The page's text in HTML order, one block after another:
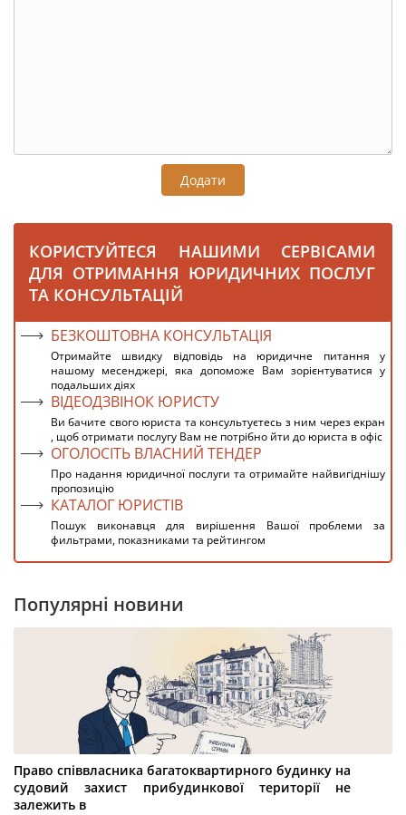
Додати
КОРИСТУЙТЕСЯ НАШИМИ СЕРВІСАМИ
ДЛЯ ОТРИМАННЯ ЮРИДИЧНИХ ПОСЛУГ
ТА КОНСУЛЬТАЦІЙ
БЕЗКОШТОВНА КОНСУЛЬТАЦІЯ
Отримайте швидку відповідь на юридичне питання у
нашому месенджері, яка допоможе Вам зорієнтуватися у
подальших діях
ВІДЕОДЗВІНОК ЮРИСТУ
Ви бачите свого юриста та консультуєтесь з ним через екран
, щоб отримати послугу Вам не потрібно йти до юриста в офіс
ОГОЛОСІТЬ ВЛАСНИЙ ТЕНДЕР
Про надання юридичної послуги та отримайте найвигіднішу
пропозицію
КАТАЛОГ ЮРИСТІВ
Пошук виконавця для вирішення Вашої проблеми за
фильтрами, показниками та рейтингом
Популярні новини
Право співвласника багатоквартирного будинку на
судовий захист прибудинкової території не
залежить в